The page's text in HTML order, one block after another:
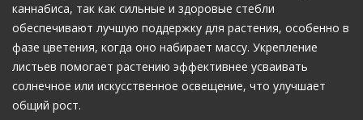
каннабиса, так как сильные и здоровые стебли
обеспечивают лучшую поддержку для растения, особенно в
фазе цветения, когда оно набирает массу. Укрепление
листьев помогает растению эффективнее усваивать
солнечное или искусственное освещение, что улучшает
общий рост.